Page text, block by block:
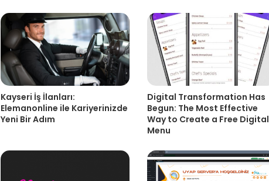
Kayseri İş İlanları:
Elemanonline ile Kariyerinizde
Yeni Bir Adım
Digital Transformation Has
Begun: The Most Effective
Way to Create a Free Digital
Menu